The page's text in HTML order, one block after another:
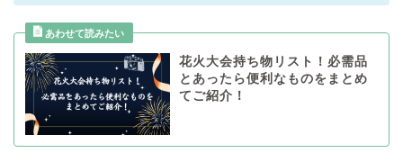
花火大会持ち物リスト！必需品
とあったら便利なものをまとめ
てご紹介！